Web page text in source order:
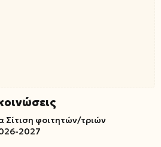
Σίτιση φοιτητών/τριών
2027